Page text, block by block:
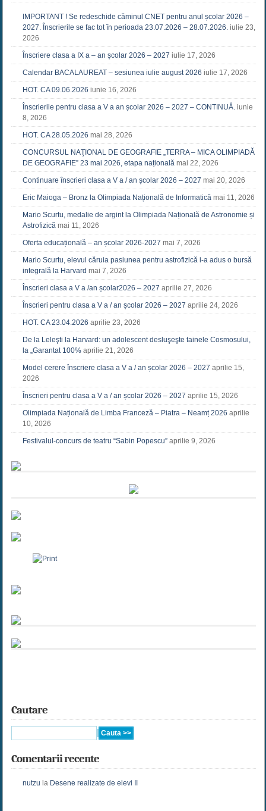
IMPORTANT ! Se redeschide căminul CNET pentru anul școlar 2026 –
2027. Înscrierile se fac tot în perioada 23.07.2026 – 28.07.2026. iulie 23,
2026
Înscriere clasa a IX a – an școlar 2026 – 2027 iulie 17, 2026
Calendar BACALAUREAT – sesiunea iulie august 2026 iulie 17, 2026
HOT. CA 09.06.2026 iunie 16, 2026
Înscrierile pentru clasa a V a an școlar 2026 – 2027 – CONTINUĂ. iunie
8, 2026
HOT. CA 28.05.2026 mai 28, 2026
CONCURSUL NAŢIONAL DE GEOGRAFIE „TERRA – MICA OLIMPIADĂ
DE GEOGRAFIE” 23 mai 2026, etapa națională mai 22, 2026
Continuare înscrieri clasa a V a / an școlar 2026 – 2027 mai 20, 2026
Eric Maioga – Bronz la Olimpiada Națională de Informatică mai 11, 2026
Mario Scurtu, medalie de argint la Olimpiada Națională de Astronomie și
Astrofizică mai 11, 2026
Oferta educațională – an școlar 2026-2027 mai 7, 2026
Mario Scurtu, elevul căruia pasiunea pentru astrofizică i-a adus o bursă
integrală la Harvard mai 7, 2026
Înscrieri clasa a V a /an școlar2026 – 2027 aprilie 27, 2026
Înscrieri pentru clasa a V a / an școlar 2026 – 2027 aprilie 24, 2026
HOT. CA 23.04.2026 aprilie 23, 2026
De la Leleşti la Harvard: un adolescent desluşeşte tainele Cosmosului,
la „Garantat 100% aprilie 21, 2026
Model cerere înscriere clasa a V a / an școlar 2026 – 2027 aprilie 15,
2026
Înscrieri pentru clasa a V a / an școlar 2026 – 2027 aprilie 15, 2026
Olimpiada Națională de Limba Franceză – Piatra – Neamț 2026 aprilie
10, 2026
Festivalul-concurs de teatru “Sabin Popescu” aprilie 9, 2026
Cautare
Comentarii recente
nutzu la Desene realizate de elevi II